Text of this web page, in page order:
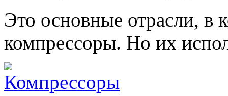
Это основные отрасли, в
компрессоры. Но их